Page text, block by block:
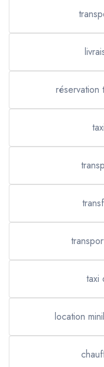
réservation
taxi
location